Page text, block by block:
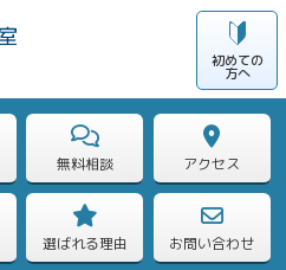
初めての
方へ
無料相談 アクセス
選ばれる理由 お問い合わせ